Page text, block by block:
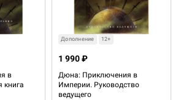
в
книга
Дополнение 12+
Дюна: Приключения в
Империи. Руководство
ведущего
1 990 ₽